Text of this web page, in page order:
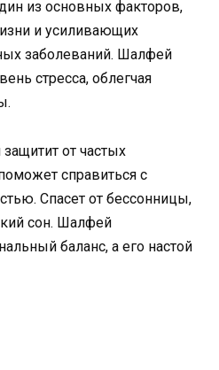
из основных факторов,
и усиливающих
заболеваний. Шалфей
стресса, облегчая
от частых
справиться с
Спасет от бессонницы,
сон. Шалфей
баланс, а его настой